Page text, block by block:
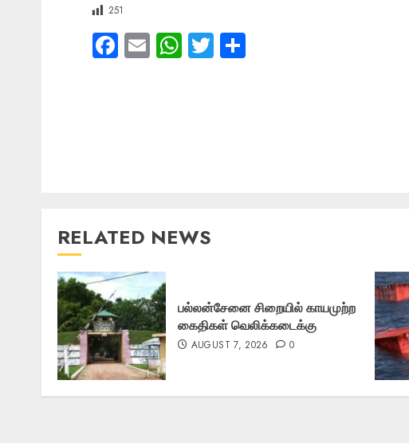
251
Facebook
EmailWhatsApp
Twitter
RELATED NEWS
பல்லன்சேனை சிறையில் காயமுற்ற
கைதிகள் வெலிக்கடைக்கு
AUGUST 7, 2026 0